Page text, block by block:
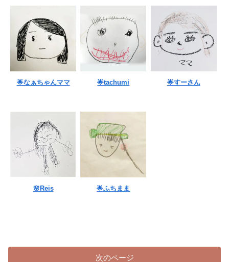
🌟なぁちゃんママ 🌟tachumi 🌟すーさん
🌸Reis 🌟ふちまま
次のページ